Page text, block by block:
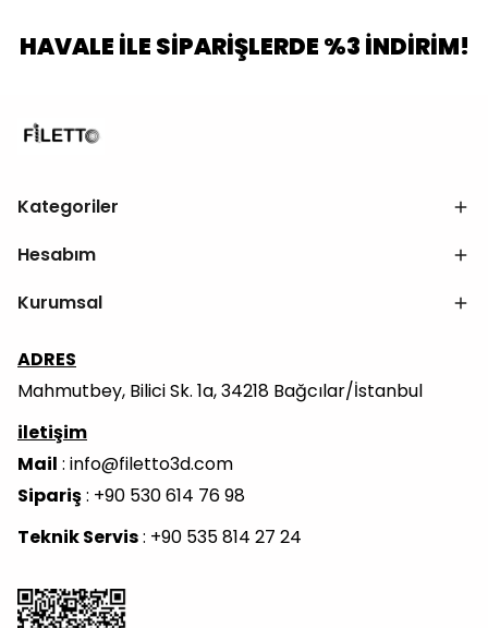
HAVALE İLE SİPARİŞLERDE %3 İNDİRİM!
Kategoriler
Hesabım
Kurumsal
ADRES
Mahmutbey, Bilici Sk. 1a, 34218 Bağcılar/İstanbul
iletişim
Mail : info@filetto3d.com
Sipariş: +90 530 614 76 98
Teknik Servis: +90 535 814 27 24